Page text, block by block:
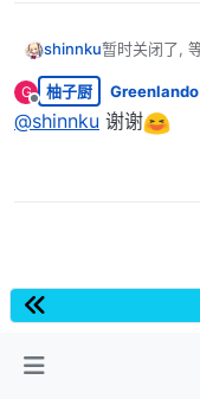
shinnku暂时关闭了,
G
离线
柚子厨 Greenlando
@shinnku 谢谢